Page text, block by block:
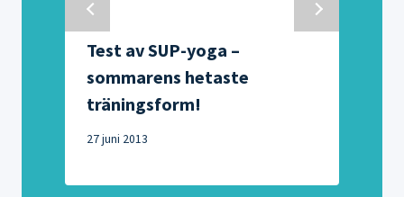
Test av SUP-yoga –
sommarens hetaste
träningsform!
27 juni 2013